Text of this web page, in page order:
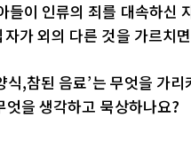
들이 인류의 죄를 대속하신
가 외의 다른 것을 가르치
식,참된 음료’는 무엇을 가리
을 생각하고 묵상하나요?